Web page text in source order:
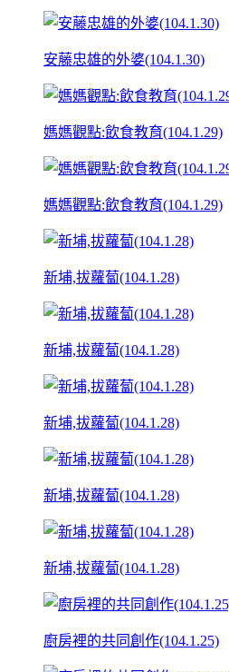
安藤忠雄的外婆(104.1.30)
媽媽觀點:飲食教育(104.1.29)
媽媽觀點:飲食教育(104.1.29)
新埔,拔蘿蔔(104.1.28)
新埔,拔蘿蔔(104.1.28)
新埔,拔蘿蔔(104.1.28)
新埔,拔蘿蔔(104.1.28)
新埔,拔蘿蔔(104.1.28)
廚房裡的共同創作(104.1.25)